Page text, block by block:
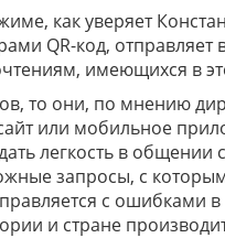
как уверяет
QR-код,
имеющихся в
то они, по мнению
или мобильное
легкость в
запросы, с
с
и стране